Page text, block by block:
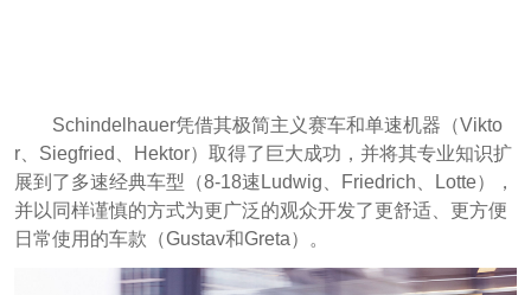
Schindelhauer凭借其极简主义赛车和单速机器（Vikto
r、Siegfried、Hektor）取得了巨大成功，并将其专业知识扩
展到了多速经典车型（8-18速Ludwig、Friedrich、Lotte），
并以同样谨慎的方式为更广泛的观众开发了更舒适、更方便
日常使用的车款（Gustav和Greta）。